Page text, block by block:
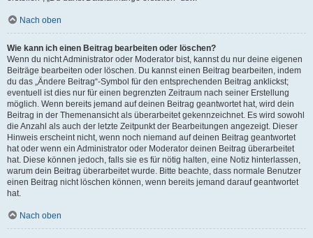
Nach oben
Wie kann ich einen Beitrag bearbeiten oder löschen?
Wenn du nicht Administrator oder Moderator bist, kannst du nur deine eigenen
Beiträge bearbeiten oder löschen. Du kannst einen Beitrag bearbeiten, indem
du das „Ändere Beitrag“-Symbol für den entsprechenden Beitrag anklickst;
eventuell ist dies nur für einen begrenzten Zeitraum nach seiner Erstellung
möglich. Wenn bereits jemand auf deinen Beitrag geantwortet hat, wird dein
Beitrag in der Themenansicht als überarbeitet gekennzeichnet. Es wird sowohl
die Anzahl als auch der letzte Zeitpunkt der Bearbeitungen angezeigt. Dieser
Hinweis erscheint nicht, wenn noch niemand auf deinen Beitrag geantwortet
hat oder wenn ein Administrator oder Moderator deinen Beitrag überarbeitet
hat. Diese können jedoch, falls sie es für nötig halten, eine Notiz hinterlassen,
warum dein Beitrag überarbeitet wurde. Bitte beachte, dass normale Benutzer
einen Beitrag nicht löschen können, wenn bereits jemand darauf geantwortet
hat.
Nach oben